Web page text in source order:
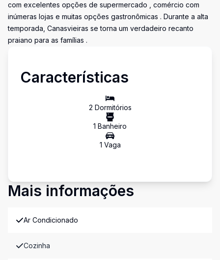
com excelentes opções de supermercado , comércio com
inúmeras lojas e muitas opções gastronômicas . Durante a alta
temporada, Canasvieiras se torna um verdadeiro recanto
praiano para as famílias .
Características
2 Dormitórios
1 Banheiro
1 Vaga
Mais informações
Ar Condicionado
Cozinha